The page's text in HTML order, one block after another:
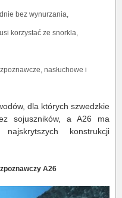
bez wynurzania,
korzystać ze snorkla,
nasłuchowe i
dla których szwedzkie
sojuszników, a A26 ma
konstrukcji
A26